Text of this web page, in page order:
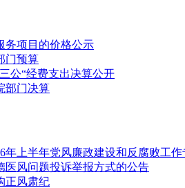
务项目的价格公示
门预算
公“经费支出决算公开
部门决算
年上半年党风廉政建设和反腐败工作
医风问题投诉举报方式的公告
正风肃纪